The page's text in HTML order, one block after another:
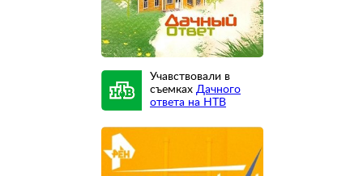
Учавствовали в
съемках Дачного
ответа на НТВ